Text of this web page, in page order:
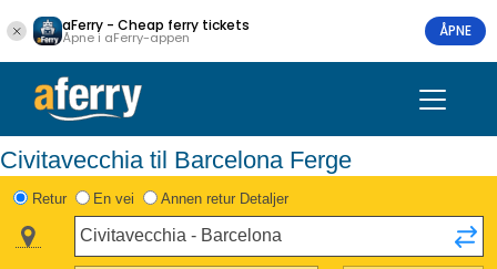
aFerry - Cheap ferry tickets
Åpne i aFerry-appen ÅPNE
Civitavecchia til Barcelona Ferge
Retur En vei Annen retur Detaljer